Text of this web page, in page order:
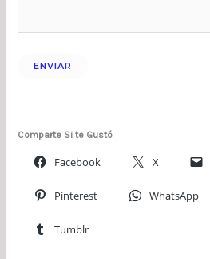
Comparte Si te Gustó
Facebook X
Pinterest WhatsApp
Tumblr